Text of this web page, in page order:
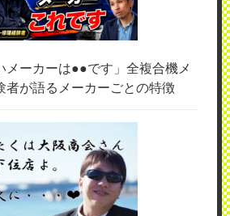
メーカーは●●です」全複合機メ
者が語るメーカーごとの特徴